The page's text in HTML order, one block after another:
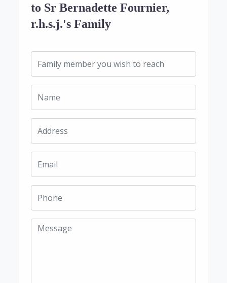
to Sr Bernadette Fournier,
r.h.s.j.'s Family